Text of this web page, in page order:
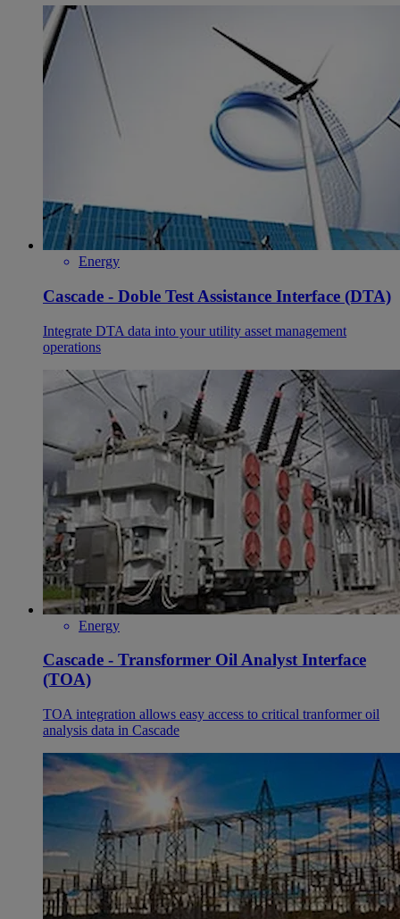
Energy
Cascade - Doble Test Assistance Interface (DTA)
Integrate DTA data into your utility asset management
operations
Energy
Cascade - Transformer Oil Analyst Interface
(TOA)
TOA integration allows easy access to critical tranformer oil
analysis data in Cascade